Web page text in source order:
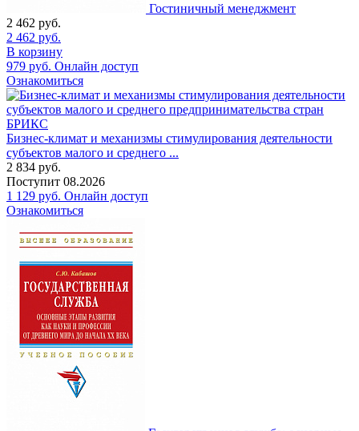
Гостиничный менеджмент
2 462 руб.
2 462 руб.
В корзину
979 руб. Онлайн доступ
Ознакомиться
Бизнес-климат и механизмы стимулирования деятельности
субъектов малого и среднего ...
2 834 руб.
Поступит 08.2026
1 129 руб. Онлайн доступ
Ознакомиться